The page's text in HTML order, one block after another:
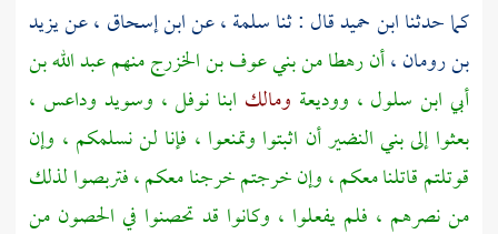
كما حدثناابن حميدقال : ثناسلمة، عنابن إسحاق ، عنيزيد
بن رومان،أن رهطا منبني عوف بن الخزرجمنهمعبد الله بن
أبي ابن سلول ، ووديعة ومالك ابنا نوفل، وسويد وداعس ،
بعثوا إلىبني النضيرأن اثبتوا وتمنعوا ، فإنا لن نسلمكم ، وإن
قوتلتم قاتلنا معكم ، وإن خرجتم خرجنا معكم ، فتربصوا لذلك
من نصرهم ، فلم يفعلوا ، وكانوا قد تحصنوا في الحصون من